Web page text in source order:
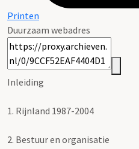
Printen
Duurzaam webadres
Inleiding
1. Rijnland 1987-2004
2. Bestuur en organisatie